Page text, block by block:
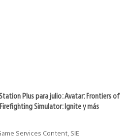
Plus para julio: Avatar: Frontiers of
Simulator: Ignite y más
Services Content, SIE